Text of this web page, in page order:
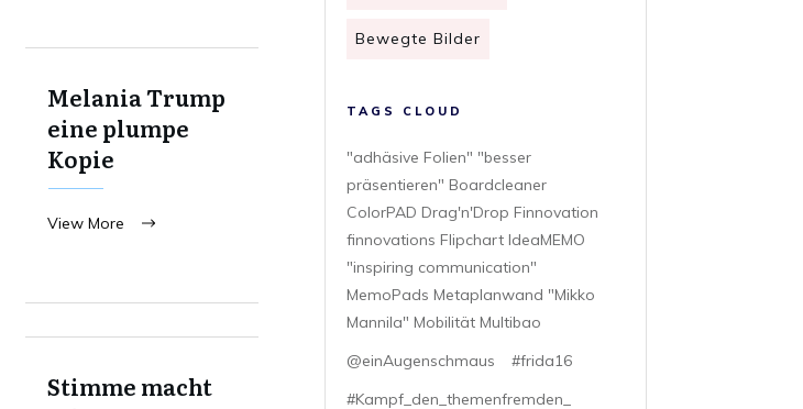
Melania Trump
eine plumpe
Kopie
View More
Stimme macht
Bewegte Bilder
TAGS CLOUD
"adhäsive Folien" "besser
präsentieren" Boardcleaner
ColorPAD Drag'n'Drop Finnovation
finnovations Flipchart IdeaMEMO
"inspiring communication"
MemoPads Metaplanwand "Mikko
Mannila" Mobilität Multibao
@einAugenschmaus
#frida16
#Kampf_den_themenfremden_